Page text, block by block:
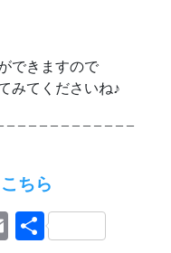
できますので
みてくださいね♪
– – – – – – – – – – – –
こちら
Email
共